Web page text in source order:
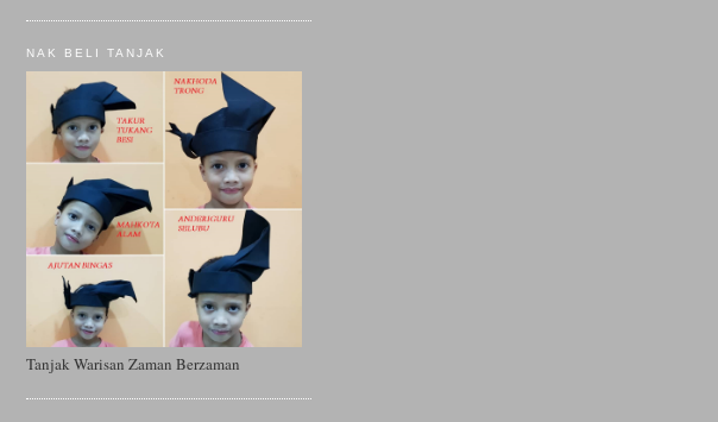
NAK BELI TANJAK
Tanjak Warisan Zaman Berzaman